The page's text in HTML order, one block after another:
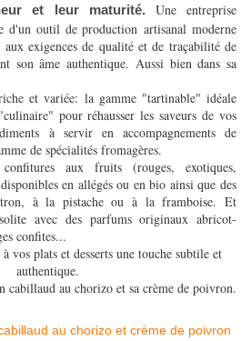
et leur maturité. Une entreprise
d'un outil de production artisanal moderne
exigences de qualité et de traçabilité de
son âme authentique. Aussi bien dans sa
et variée: la gamme "tartinable" idéale
pour réhausser les saveurs de vos
à servir en accompagnements de
de spécialités fromagères.
aux fruits (rouges, exotiques,
en allégés ou en bio ainsi que des
à la pistache ou à la framboise. Et
avec des parfums originaux abricot-
confites...
vos plats et desserts une touche subtile et
authentique.
cabillaud au chorizo et sa crème de poivron.